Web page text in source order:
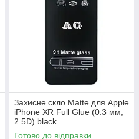
Захисне скло Matte для Apple
iPhone XR Full Glue (0.3 мм,
2.5D) black
Готово до відправки